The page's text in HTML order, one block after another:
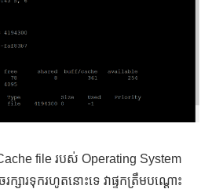
file របស់ Operating System
សារទុករហូតនោះទេ វាផ្ទុកត្រឹមបណ្តោះ